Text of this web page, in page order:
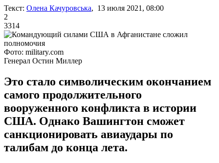
Текст: Олена Качуровська, 13 июля 2021, 08:00
2
3314
Фото: military.com
Генерал Остин Миллер
Это стало символическим окончанием
самого продолжительного
вооруженного конфликта в истории
США. Однако Вашингтон сможет
санкционировать авиаудары по
талибам до конца лета.